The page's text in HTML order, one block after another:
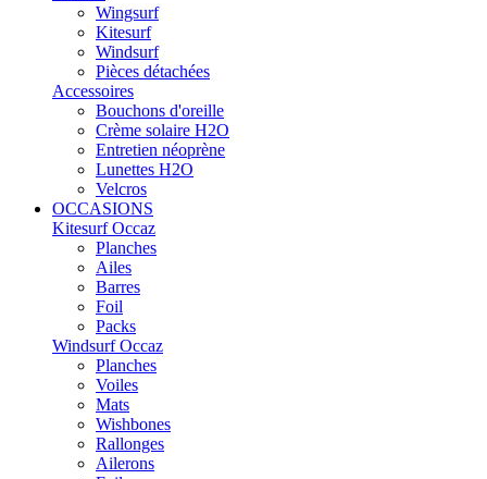
Wingsurf
Kitesurf
Windsurf
Pièces détachées
Accessoires
Bouchons d'oreille
Crème solaire H2O
Entretien néoprène
Lunettes H2O
Velcros
OCCASIONS
Kitesurf Occaz
Planches
Ailes
Barres
Foil
Packs
Windsurf Occaz
Planches
Voiles
Mats
Wishbones
Rallonges
Ailerons